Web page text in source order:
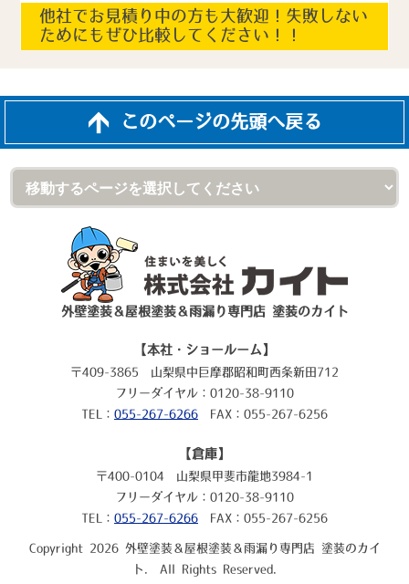
他社でお見積り中の方も大歓迎！失敗しない
ためにもぜひ比較してください！！
このページの先頭へ戻る
外壁塗装＆屋根塗装＆雨漏り専門店 塗装のカイト
【本社・ショールーム】
〒409-3865 山梨県中巨摩郡昭和町西条新田712
フリーダイヤル：0120-38-9110
TEL： 055-267-6266 FAX：055-267-6256
【倉庫】
〒400-0104 山梨県甲斐市龍地3984-1
フリーダイヤル：0120-38-9110
TEL： 055-267-6266 FAX：055-267-6256
Copyright 2026 外壁塗装＆屋根塗装＆雨漏り専門店 塗装のカイ
ト. All Rights Reserved.